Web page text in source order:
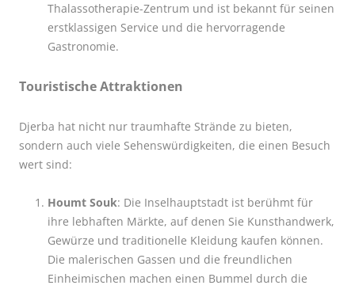
Thalassotherapie-Zentrum und ist bekannt für seinen
erstklassigen Service und die hervorragende
Gastronomie.
Touristische Attraktionen
Djerba hat nicht nur traumhafte Strände zu bieten,
sondern auch viele Sehenswürdigkeiten, die einen Besuch
wert sind:
Houmt Souk: Die Inselhauptstadt ist berühmt für
ihre lebhaften Märkte, auf denen Sie Kunsthandwerk,
Gewürze und traditionelle Kleidung kaufen können.
Die malerischen Gassen und die freundlichen
Einheimischen machen einen Bummel durch die